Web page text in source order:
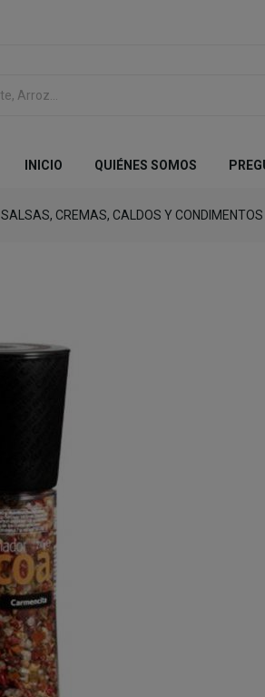
INICIO QUIÉNES SOMOS
SALSAS, CREMAS, CALDOS Y CONDIMENTOS